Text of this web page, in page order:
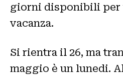
giorni disponibili per
vacanza.
Si rientra il 26, ma
maggio è un lunedi.